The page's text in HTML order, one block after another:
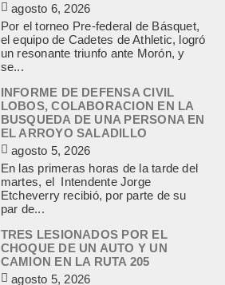
agosto 6, 2026
Por el torneo Pre-federal de Básquet,
el equipo de Cadetes de Athletic, logró
un resonante triunfo ante Morón, y
se...
INFORME DE DEFENSA CIVIL
LOBOS, COLABORACION EN LA
BUSQUEDA DE UNA PERSONA EN
EL ARROYO SALADILLO
agosto 5, 2026
En las primeras horas de la tarde del
martes, el Intendente Jorge
Etcheverry recibió, por parte de su
par de...
TRES LESIONADOS POR EL
CHOQUE DE UN AUTO Y UN
CAMION EN LA RUTA 205
agosto 5, 2026